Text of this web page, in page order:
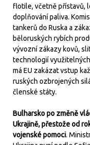
flotile, včetně přístavů,
doplňování paliva.
tankerů do Ruska a
běloruských rybích
vývozní zákazy kovů,
technologií
má EU zakázat vstup
ruských ozbrojených
členské státy.
Bulharsko po změně
Ukrajině, přestože od
vojenské pomoci.